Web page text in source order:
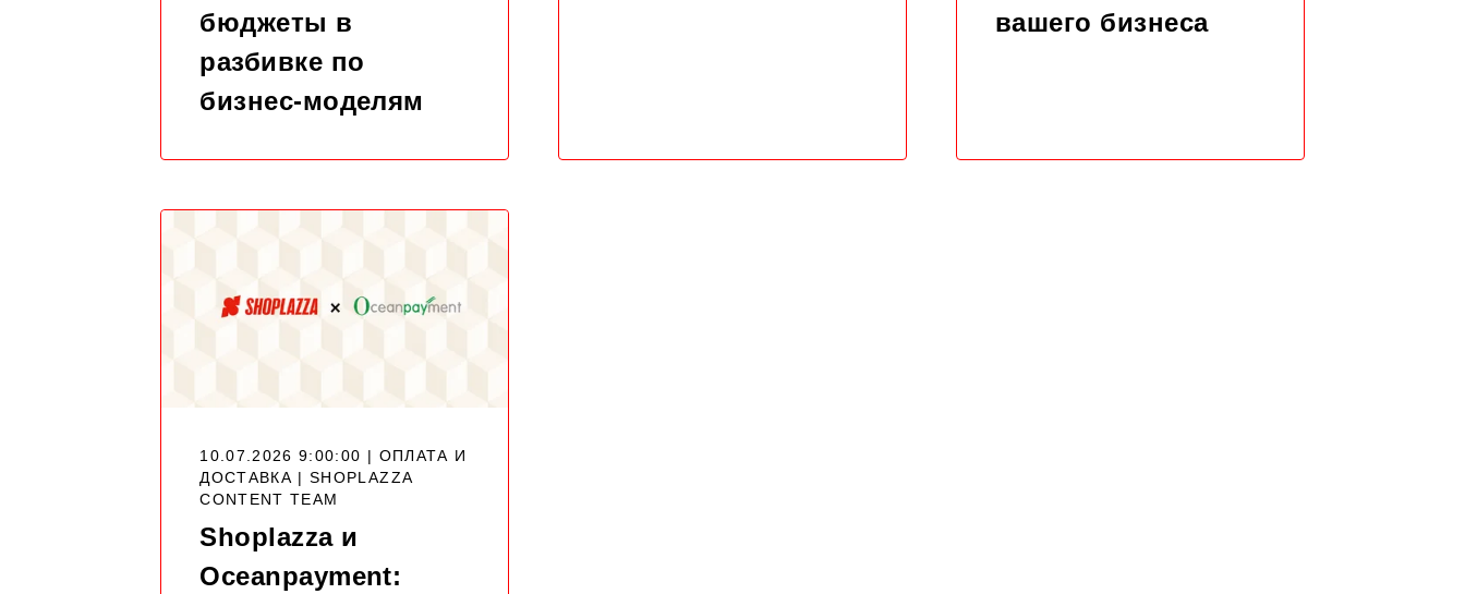
бюджеты в
разбивке по
бизнес-моделям
вашего бизнеса
10.07.2026 9:00:00 | ОПЛАТА И
ДОСТАВКА |SHOPLAZZA
CONTENT TEAM
Shoplazza и
Oceanpayment: